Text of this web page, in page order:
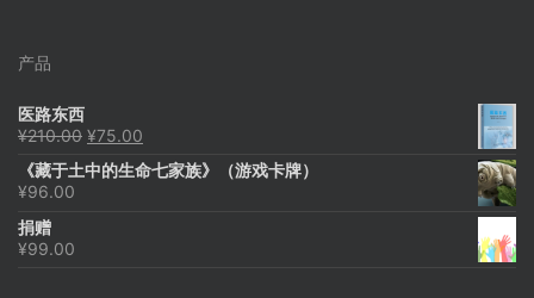
产品
医路东西
¥210.00 原
为：
¥75.00
价
《藏于土中的生命七家族》（游戏卡牌）
¥96.00
捐赠
¥99.00